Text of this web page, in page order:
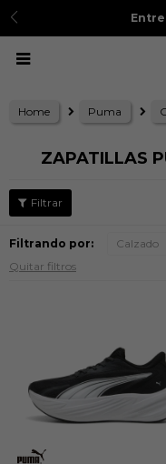

Home Puma
ZAPATILLAS
Filtrando por: Calzado
Quitar filtros